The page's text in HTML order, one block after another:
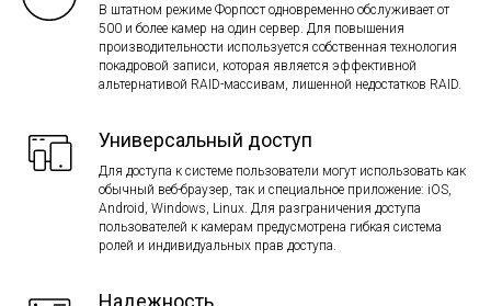
В штатном режиме Форпост одновременно обслуживает от
500 и более камер на один сервер. Для повышения
производительности используется собственная технология
покадровой записи, которая является эффективной
альтернативой RAID-массивам, лишенной недостатков RAID.
Универсальный доступ
Для доступа к системе пользователи могут использовать как
обычный веб-браузер, так и специальное приложение: iOS,
Android, Windows, Linux. Для разграничения доступа
пользователей к камерам предусмотрена гибкая система
ролей и индивидуальных прав доступа.
Надежность